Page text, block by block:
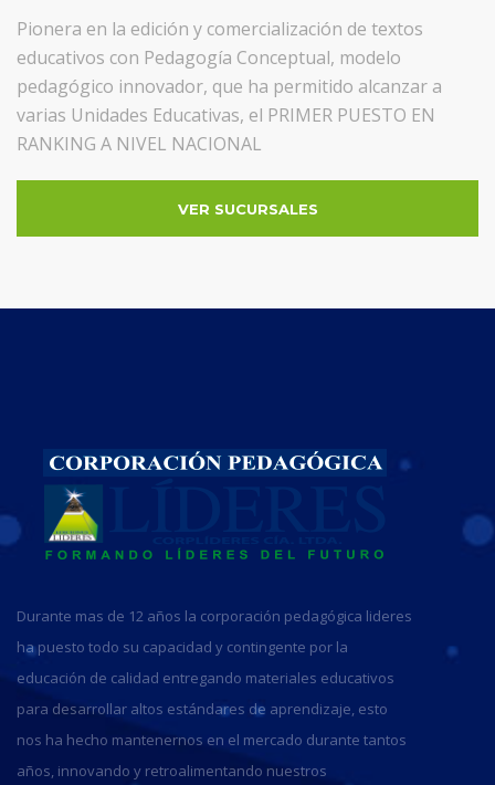
Pionera en la edición y comercialización de textos
educativos con Pedagogía Conceptual, modelo
pedagógico innovador, que ha permitido alcanzar a
varias Unidades Educativas, el PRIMER PUESTO EN
RANKING A NIVEL NACIONAL
VER SUCURSALES
Durante mas de 12 años la corporación pedagógica lideres
ha puesto todo su capacidad y contingente por la
educación de calidad entregando materiales educativos
para desarrollar altos estándares de aprendizaje, esto
nos ha hecho mantenernos en el mercado durante tantos
años, innovando y retroalimentando nuestros